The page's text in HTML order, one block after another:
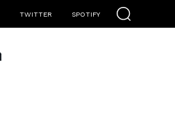
TWITTER SPOTIFY